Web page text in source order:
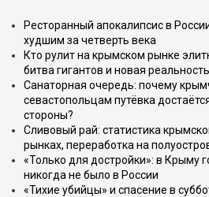
Ресторанный апокалипсис в
худшим за четверть века
Кто рулит на крымском рынке
битва гигантов и новая
Санаторная очередь: почему
севастопольцам путёвка
стороны?
Сливовый рай: статистика
рынках, переработка на
«Только для достройки»: в Крыму
никогда не было в России
«Тихие убийцы» и спасение в